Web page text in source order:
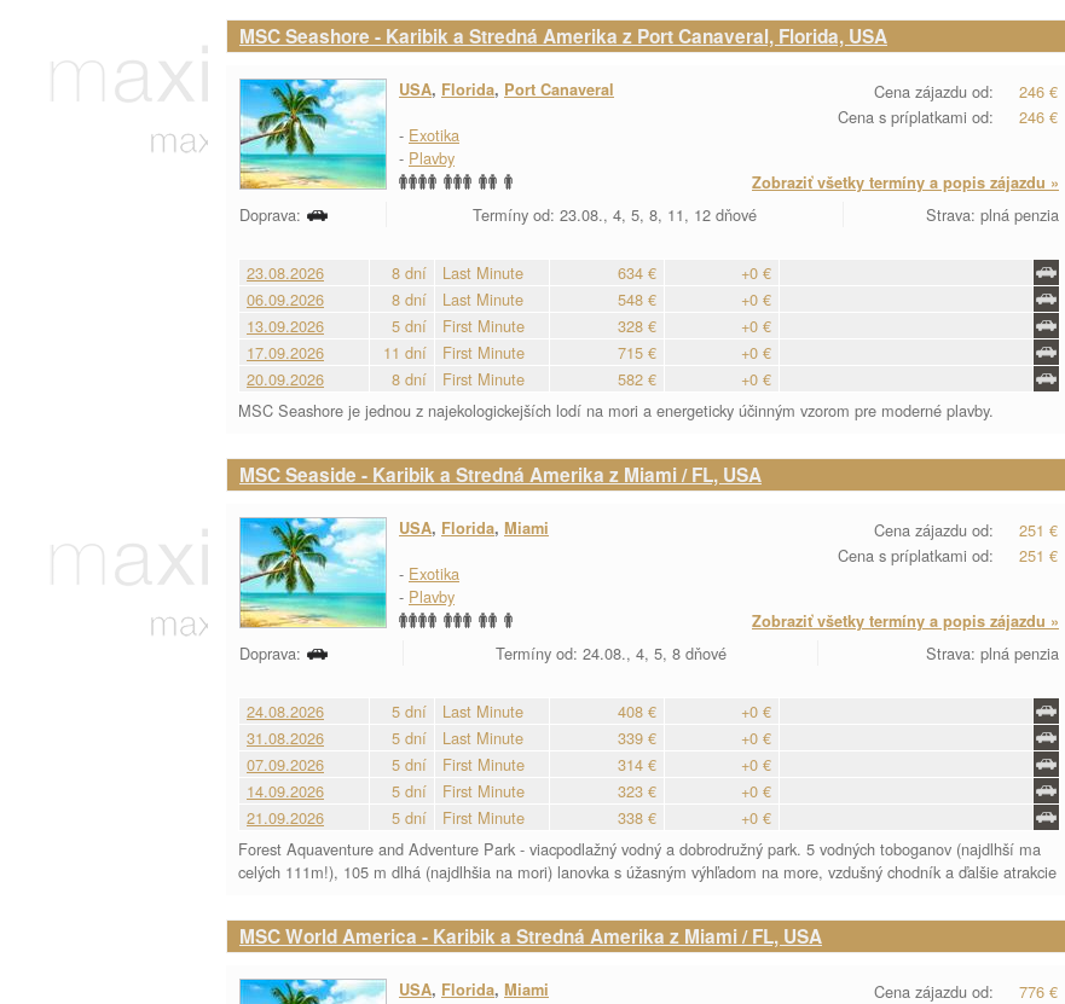
MSC Seashore - Karibik a Stredná Amerika z Port Canaveral, Florida, USA
Cena zájazdu od:
246 €
Cena s príplatkami od:
246 €
USA, Florida, Port Canaveral
- Exotika
- Plavby
Zobraziť všetky termíny a popis zájazdu »
Doprava: Termíny od: 23.08., 4, 5, 8, 11, 12 dňové Strava: plná penzia
23.08.2026 8 dní Last Minute 634 €
+0 €
06.09.2026
8 dní Last Minute 548 €
+0 €
13.09.2026
5 dní First Minute 328 €
+0 €
17.09.2026
11 dní First Minute 715 €
+0 €
20.09.2026
8 dní First Minute 582 €
+0 €
MSC Seashore je jednou z najekologickejších lodí na mori a energeticky účinným vzorom pre moderné plavby.
MSC Seaside - Karibik a Stredná Amerika z Miami / FL, USA
Cena zájazdu od:
251 €
Cena s príplatkami od:
251 €
USA, Florida, Miami
- Exotika
- Plavby
Zobraziť všetky termíny a popis zájazdu »
Doprava: Termíny od: 24.08., 4, 5, 8 dňové Strava: plná penzia
24.08.2026 5 dní Last Minute 408 €
+0 €
31.08.2026
5 dní Last Minute 339 €
+0 €
07.09.2026
5 dní First Minute 314 €
+0 €
14.09.2026
5 dní First Minute 323 €
+0 €
21.09.2026
5 dní First Minute 338 €
+0 €
Forest Aquaventure and Adventure Park - viacpodlažný vodný a dobrodružný park. 5 vodných toboganov (najdlhší ma
celých 111m!), 105 m dlhá (najdlhšia na mori) lanovka s úžasným výhľadom na more, vzdušný chodník a ďalšie atrakcie
MSC World America - Karibik a Stredná Amerika z Miami / FL, USA
Cena zájazdu od:
776 €
USA, Florida, Miami